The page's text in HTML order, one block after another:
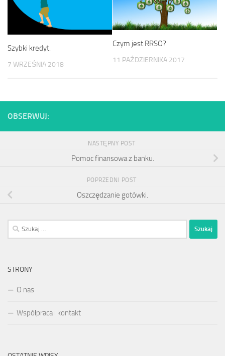
Szybki kredyt.
7 WRZEŚNIA 2018
Czym jest RRSO?
11 PAŹDZIERNIKA 2017
OBSERWUJ:
NASTĘPNY POST
Pomoc finansowa z banku.
POPRZEDNI POST
Oszczędzanie gotówki.
Szukaj:
STRONY
O nas
Współpraca i kontakt